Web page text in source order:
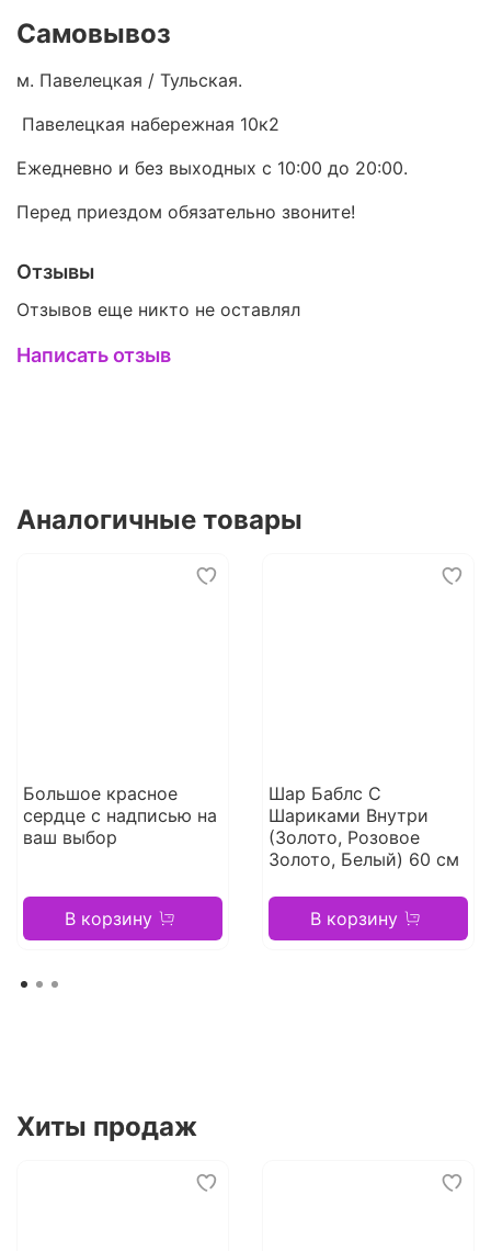
Самовывоз
м. Павелецкая / Тульская.
Павелецкая набережная 10к2
Ежедневно и без выходных с 10:00 до 20:00.
Перед приездом обязательно звоните!
Отзывы
Отзывов еще никто не оставлял
Написать отзыв
Аналогичные товары
Большое красное
сердце с надписью на
ваш выбор
В корзину
Шар Баблс С
Шариками Внутри
(Золото, Розовое
Золото, Белый) 60 см
В корзину
Хиты продаж